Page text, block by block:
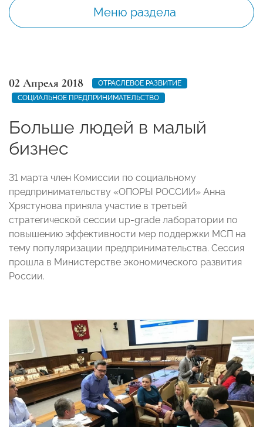
Меню раздела
02 Апреля 2018
ОТРАСЛЕВОЕ РАЗВИТИЕ
СОЦИАЛЬНОЕ ПРЕДПРИНИМАТЕЛЬСТВО
Больше людей в малый
бизнес
31 марта член Комиссии по социальному
предпринимательству «ОПОРЫ РОССИИ» Анна
Хрястунова приняла участие в третьей
стратегической сессии up-grade лаборатории по
повышению эффективности мер поддержки МСП на
тему популяризации предпринимательства. Сессия
прошла в Министерстве экономического развития
России.